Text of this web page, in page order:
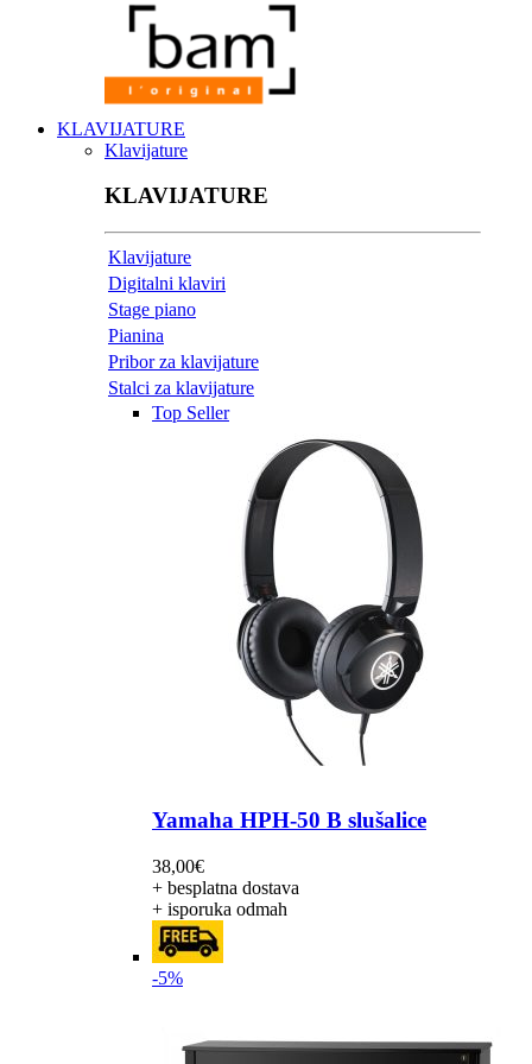
KLAVIJATURE
Klavijature
KLAVIJATURE
Klavijature
Digitalni klaviri
Stage piano
Pianina
Pribor za klavijature
Stalci za klavijature
Top Seller
Yamaha HPH-50 B slušalice
38,00€
+ besplatna dostava
+ isporuka odmah
-5%